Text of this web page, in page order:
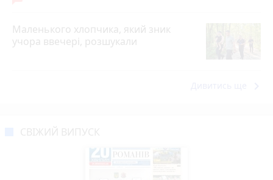
Маленького хлопчика, який зник
учора ввечері, розшукали